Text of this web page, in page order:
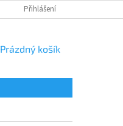
Přihlášení
NÁKUPNÍ
Prázdný košík